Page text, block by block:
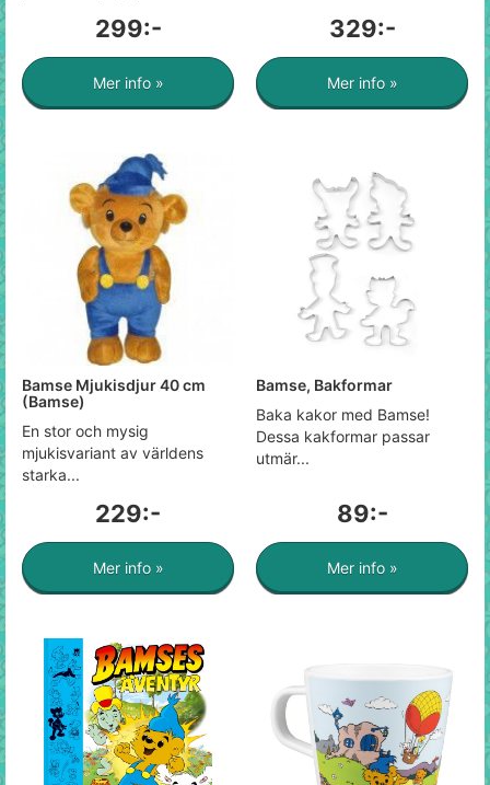
299:-
Mer info »
329:-
Mer info »
Bamse Mjukisdjur 40 cm
(Bamse)
En stor och mysig
mjukisvariant av världens
starka...
229:-
Mer info »
Bamse, Bakformar
Baka kakor med Bamse!
Dessa kakformar passar
utmär...
89:-
Mer info »